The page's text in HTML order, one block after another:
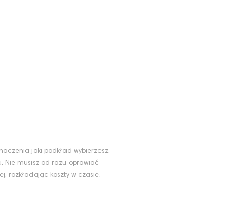
jaki podkład wybierzesz.
Nie musisz od razu oprawiać
rozkładając koszty w czasie.